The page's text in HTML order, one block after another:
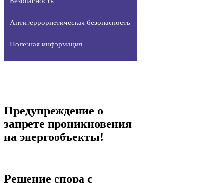
Антитеррористическая безопасность
Полезная информация
Предупреждение о
запрете проникновения
на энергообъекты!
Решение спора с